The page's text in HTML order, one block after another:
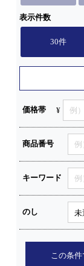
表示件数
30件
価格帯 ¥
商品番号
キーワード
のし
この条